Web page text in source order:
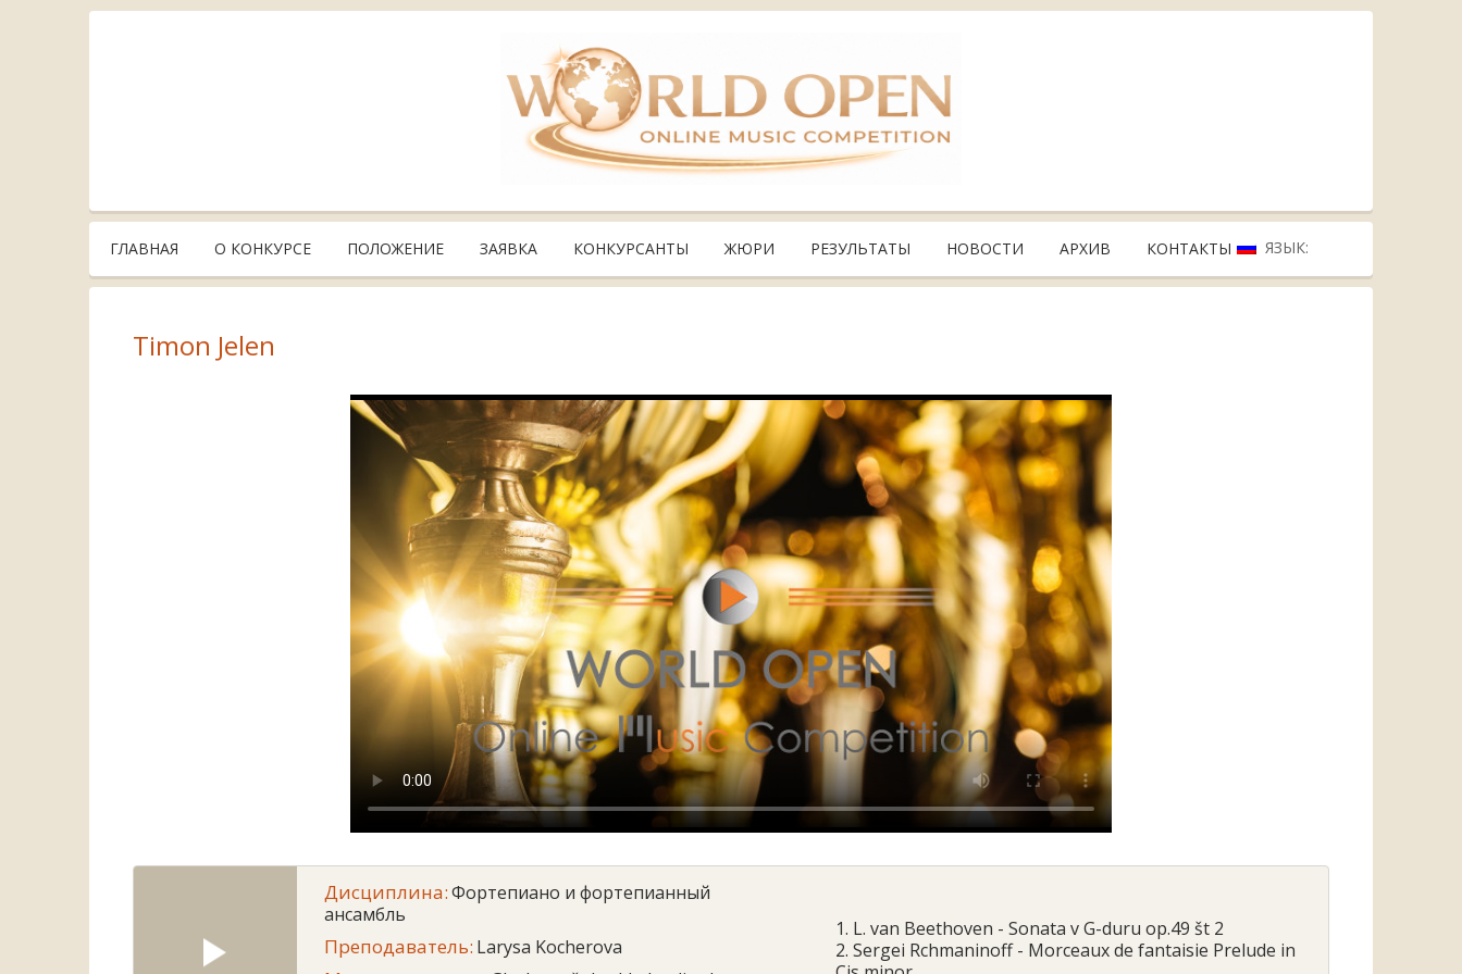
ГЛАВНАЯ О КОНКУРСЕ ПОЛОЖЕНИЕ ЗАЯВКА КОНКУРСАНТЫ ЖЮРИ РЕЗУЛЬТАТЫ НОВОСТИ АРХИВ КОНТАКТЫ ЯЗЫК:
Timon Jelen
Дисциплина:Фортепиано и фортепианный
ансамбль
Преподаватель: Larysa Kocherova
1. L. van Beethoven - Sonata v G-duru op.49 št 2
2. Sergei Rchmaninoff - Morceaux de fantaisie Prelude in